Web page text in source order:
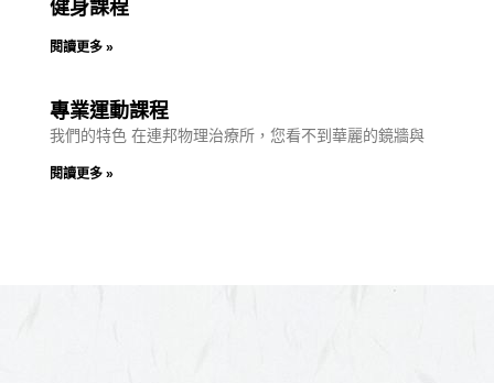
健身課程
閱讀更多 »
專業運動課程
我們的特色 在連邦物理治療所，您看不到華麗的鏡牆與
閱讀更多 »